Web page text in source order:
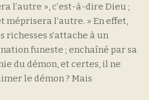
l’autre », c’est-à-dire Dieu ;
méprisera l’autre. » En effet,
richesses s’attache à un
funeste ; enchaîné par sa
du démon, et certes, il ne
le démon ? Mais